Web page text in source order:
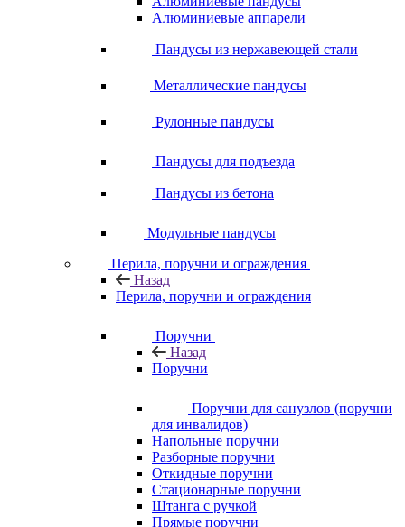
Алюминиевые аппарели
Пандусы из нержавеющей стали
Металлические пандусы
Рулонные пандусы
Пандусы для подъезда
Пандусы из бетона
Модульные пандусы
Перила, поручни и ограждения
Назад
Перила, поручни и ограждения
Поручни
Назад
Поручни
Поручни для санузлов (поручни
для инвалидов)
Напольные поручни
Разборные поручни
Откидные поручни
Стационарные поручни
Штанга с ручкой
Прямые поручни